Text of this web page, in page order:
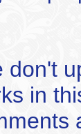
don't
in